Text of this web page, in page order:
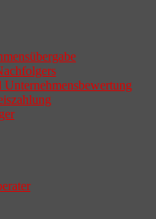
Unternehmensbewertung